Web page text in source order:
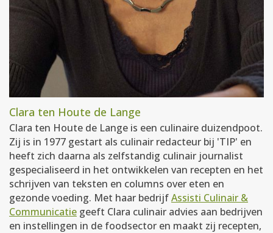
Clara ten Houte de Lange
Clara ten Houte de Lange is een culinaire duizendpoot.
Zij is in 1977 gestart als culinair redacteur bij 'TIP' en
heeft zich daarna als zelfstandig culinair journalist
gespecialiseerd in het ontwikkelen van recepten en het
schrijven van teksten en columns over eten en
gezonde voeding. Met haar bedrijfAssisti Culinair &
Communicatie geeft Clara culinair advies aan bedrijven
en instellingen in de foodsector en maakt zij recepten,